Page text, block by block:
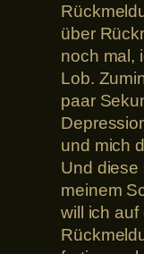
über
noch mal,
Lob.
paar
und mich
Und diese
meinem
will ich auf